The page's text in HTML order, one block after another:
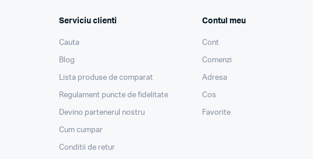
Serviciu clienti
Cauta
Blog
Lista produse de comparat
Regulament puncte de fidelitate
Devino partenerul nostru
Cum cumpar
Conditii de retur
Contul meu
Cont
Comenzi
Adresa
Cos
Favorite